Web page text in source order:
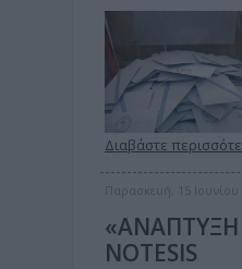
Διαβάστε
Παρασκευή, 15 Ιουνίου
«ΑΝΑΠΤΥΞΗ
NOTESIS